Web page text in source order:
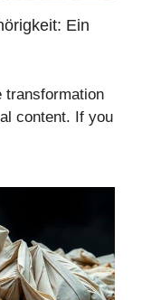
Ein
transformation
content. If you